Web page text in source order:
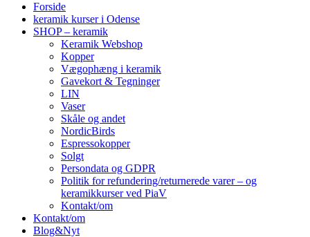
Forside
keramik kurser i Odense
SHOP – keramik
Keramik Webshop
Kopper
Vægophæng i keramik
Gavekort & Tegninger
LIN
Vaser
Skåle og andet
NordicBirds
Espressokopper
Solgt
Persondata og GDPR
Politik for refundering/returnerede varer – og
keramikkurser ved PiaV
Kontakt/om
Kontakt/om
Blog&Nyt